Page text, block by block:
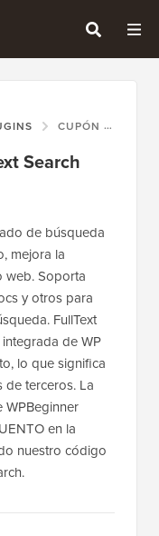
CUPÓN DE FULLTEXT SEARCH
Search
de búsqueda
mejora la
web. Soporta
y otros para
FullText
de WP
lo que significa
terceros. La
en la
nuestro código